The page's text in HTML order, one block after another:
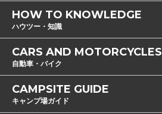
HOW TO KNOWLEDGE
ハウツー・知識
CARS AND MOTORCYCLES
自動車・バイク
CAMPSITE GUIDE
キャンプ場ガイド